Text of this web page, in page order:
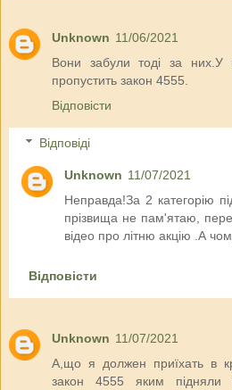
Unknown 11/06/2021
Вони забули тоді за них.У
пропустить закон 4555.
Відповісти
Відповіді
Unknown 11/07/2021
Неправда!За 2 категорію
прізвища не пам'ятаю,
відео про літню акцію .А
Відповісти
Unknown 11/07/2021
А,що я должен приїхать в
закон 4555 яким підняли